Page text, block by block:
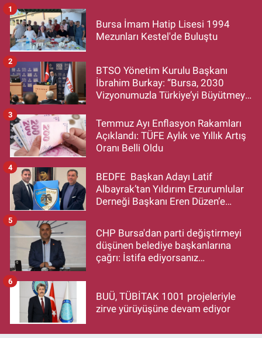
Bursa İmam Hatip Lisesi 1994
Mezunları Kestel'de Buluştu
1
BTSO Yönetim Kurulu Başkanı
İbrahim Burkay: “Bursa, 2030
Vizyonumuzla Türkiye’yi Büyütmeye
2
Temmuz Ayı Enflasyon Rakamları
Açıklandı: TÜFE Aylık ve Yıllık Artış
Oranı Belli Oldu
3
BEDFE Başkan Adayı Latif
Albayrak’tan Yıldırım Erzurumlular
Derneği Başkanı Eren Düzen’e
4
CHP Bursa'dan parti değiştirmeyi
düşünen belediye başkanlarına
çağrı: İstifa ediyorsanız
5
BUÜ, TÜBİTAK 1001 projeleriyle
zirve yürüyüşüne devam ediyor
6